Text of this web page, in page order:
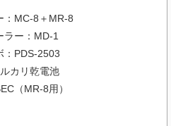
8＋MR-8
ー：MD-1
PDS-2503
リ乾電池
MR-8用）